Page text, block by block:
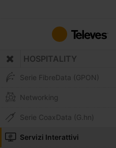
contenuto
HOSPITALITY
Serie FibreData (GPON)
Networking
Serie CoaxData (G.hn)
Servizi Interattivi